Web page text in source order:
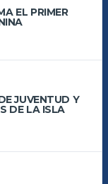
EL PRIMER
JUVENTUD Y
DE LA ISLA